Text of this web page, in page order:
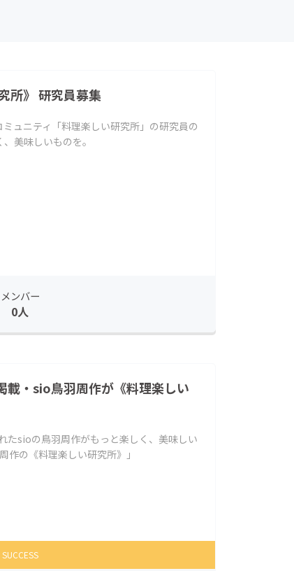
所》 研究員募集
ュニティ「料理楽しい研究所」の研究員の
美味しいものを。
メンバー
0人
載・sio鳥羽周作が《料理楽しい
たsioの鳥羽周作がもっと楽しく、美味しい
の《料理楽しい研究所》」
SUCCESS